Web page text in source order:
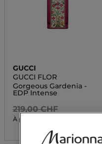
GUCCI
GUCCI FLOR
Gorgeous Gardenia -
EDP Intense
219,00 CHF
À partir de